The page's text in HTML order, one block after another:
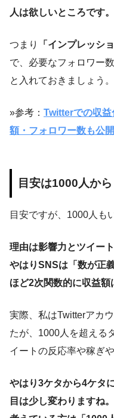
人は欲しいところです。
つまり 「インプレッシ
で、必要なフォロワー
と入れておきましょう。
»参考： Twitterでの収益
額・フォロワー数も公開
目安は1000人から
目安ですが、1000人も
理由は影響力とツイー
やはりSNSは「数が正
ほど2次関数的に収益額
実際、私はTwitterアカ
たが、1000人を超える
イートの反応率や稼ぎ
やはり3ケタから4ケタ
目は少し変わりますね